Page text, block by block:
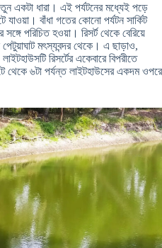
একটা ধারা। এই পর্যটনের মধ্যেই পড়ে
বাঁধা গতের কোনো পর্যটন সার্কিট
পরিচিত হওয়া। রিসর্ট থেকে বেরিয়ে
মৎস্যবন্দর থেকে। এ ছাড়াও,
রিসর্টের একেবারে বিপরীতে
থেকে ৬টা পর্যন্ত লাইটহাউসের একদম ওপরে